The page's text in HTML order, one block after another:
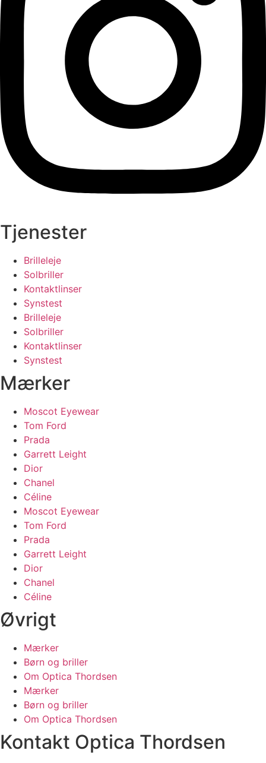
Tjenester
Brilleleje
Solbriller
Kontaktlinser
Synstest
Brilleleje
Solbriller
Kontaktlinser
Synstest
Mærker
Moscot Eyewear
Tom Ford
Prada
Garrett Leight
Dior
Chanel
Céline
Moscot Eyewear
Tom Ford
Prada
Garrett Leight
Dior
Chanel
Céline
Øvrigt
Mærker
Børn og briller
Om Optica Thordsen
Mærker
Børn og briller
Om Optica Thordsen
Kontakt Optica Thordsen